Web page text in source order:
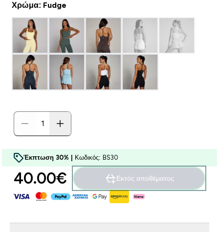
Χρώμα: Fudge
Έκπτωση 30% | Κωδικός: BS30
40.00€‎ Εκτός αποθέματος